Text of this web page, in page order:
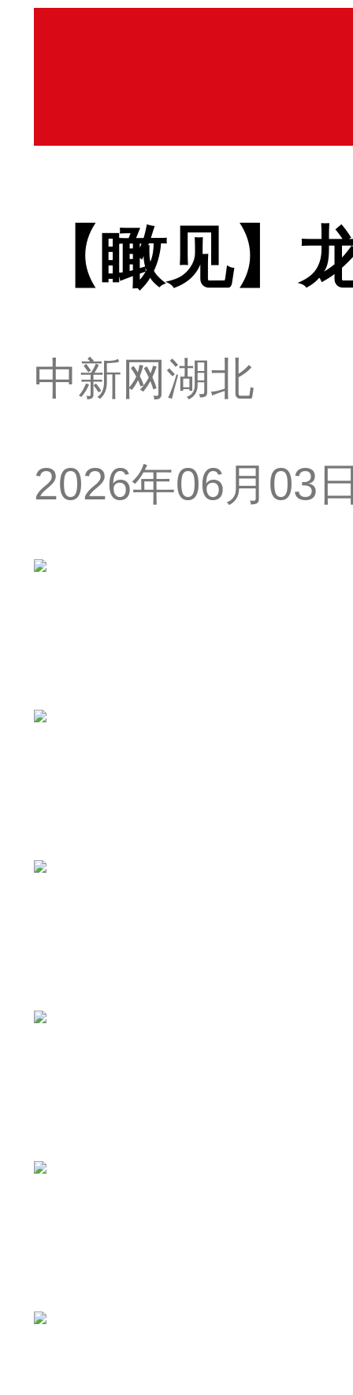
【瞰见】
中新网湖北
2026年06月03